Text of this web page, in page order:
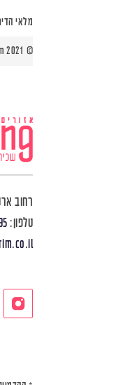
מלאי
© Living by Azorim 2021, כל הזכויות שמורות, כל התמונות, ההדמיות ותוכניות הדירות הינן להמחשה בלבד |
רחוב ארניה 32,
טלפון: